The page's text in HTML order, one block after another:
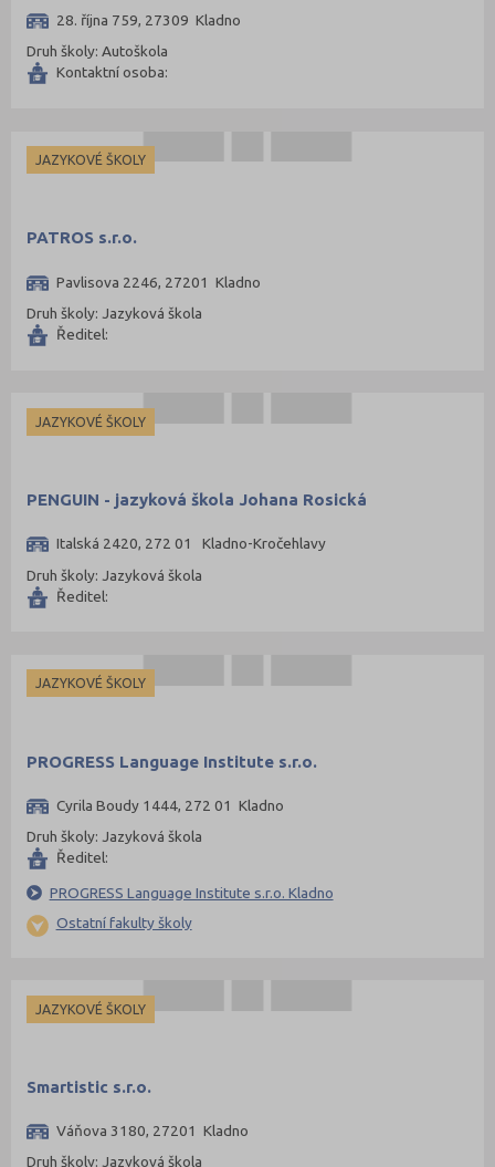
28. října 759, 27309 Kladno
Druh školy: Autoškola
Kontaktní osoba:
JAZYKOVÉ ŠKOLY
PATROS s.r.o.
Pavlisova 2246, 27201 Kladno
Druh školy: Jazyková škola
Ředitel:
JAZYKOVÉ ŠKOLY
PENGUIN - jazyková škola Johana Rosická
Italská 2420, 272 01 Kladno-Kročehlavy
Druh školy: Jazyková škola
Ředitel:
JAZYKOVÉ ŠKOLY
PROGRESS Language Institute s.r.o.
Cyrila Boudy 1444, 272 01 Kladno
Druh školy: Jazyková škola
Ředitel:
PROGRESS Language Institute s.r.o. Kladno
Ostatní fakulty školy
JAZYKOVÉ ŠKOLY
Smartistic s.r.o.
Váňova 3180, 27201 Kladno
Druh školy: Jazyková škola